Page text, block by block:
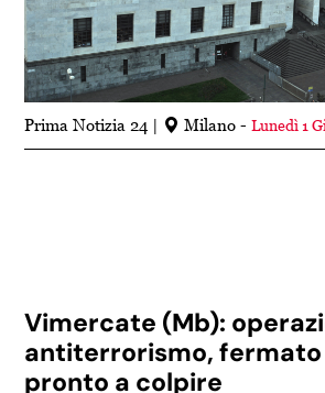
Prima Notizia 24 Milano -Lunedì 1
Vimercate (Mb):
antiterrorismo, fermato
pronto a colpire